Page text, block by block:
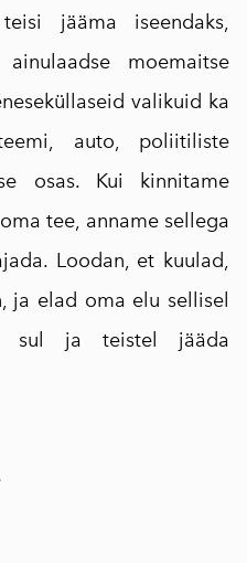
jääma iseendaks,
moemaitse
valikuid ka
auto, poliitiliste
osas. Kui kinnitame
tee, anname sellega
Loodan, et kuulad,
ja elad oma elu sellisel
sul ja teistel jääda